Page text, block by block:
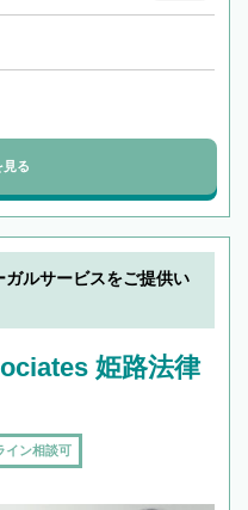
見る
ガルサービスをご提供い
姫路法律
イン相談可